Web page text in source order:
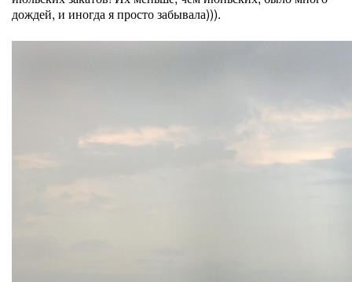
дождей, и иногда я просто забывала))).